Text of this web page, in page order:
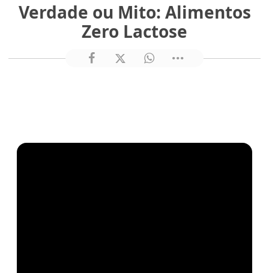
Verdade ou Mito: Alimentos
Zero Lactose